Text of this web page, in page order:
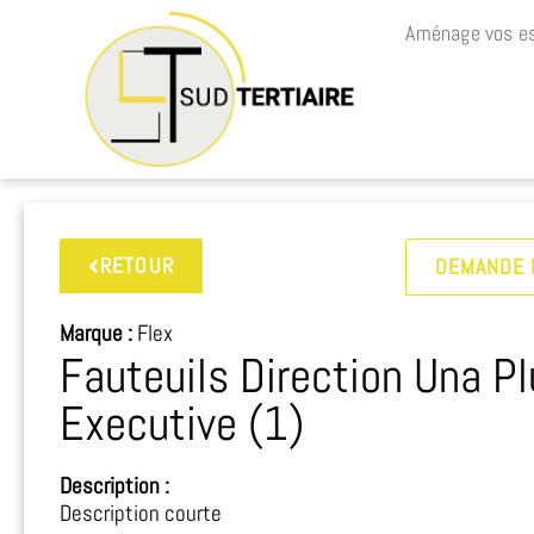
Aménage vos
RETOUR DEMANDE
Marque : Flex
Fauteuils Direction Una
Executive (1)
Description :
Description courte